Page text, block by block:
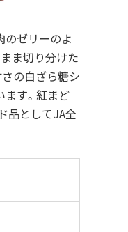
のゼリーのよ
ま切り分けた
の白ざら糖シ
す。紅まど
品としてJA全